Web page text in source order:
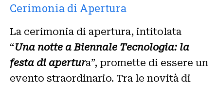
Cerimonia di Apertura
La cerimonia di apertura, intitolata
“Una notte a Biennale Tecnologia: la
festa di apertura”, promette di essere un
evento straordinario. Tra le novità di